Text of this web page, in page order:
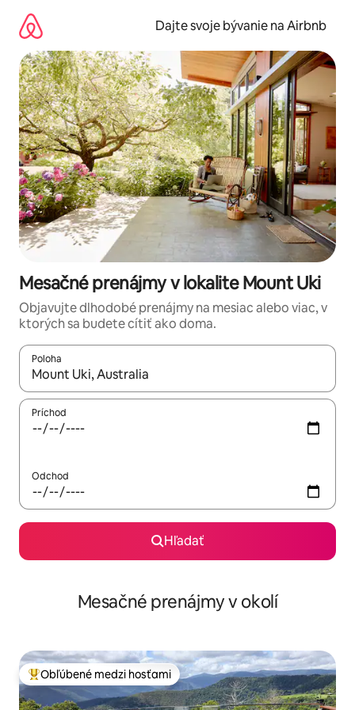
obsah.
Dajte svoje bývanie na Airbnb
Mesačné prenájmy v lokalite Mount Uki
Objavujte dlhodobé prenájmy na mesiac alebo viac, v
ktorých sa budete cítiť ako doma.
Poloha
Keď budú výsledky k dispozícii, môžete si ich prechádzať
Príchod
Odchod
Hľadať
Mesačné prenájmy v okolí
Najobľúbenejšie medzi hosťami
Obľúbené medzi hosťami